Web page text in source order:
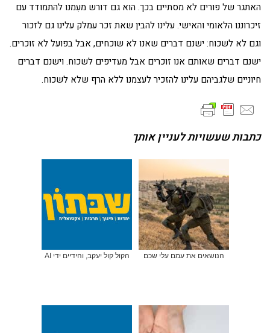
האתגר של פורים לא מסתיים בכך. הוא גם דורש מעִמנו להתמודד עם
זיכרוננו הלאומי והאישי. עלינו להבין שאת זכר עמלק עלינו גם לזכור
וגם לא לשכוח: ישנם דברים שאנו לא שוכחים, אבל בפועל לא זוכרים.
ישנם דברים שאותם אנו זוכרים אבל מעדיפים לשכוח. וישנם דברים
חיוניים שלגביהם עלינו להזכיר לעצמנו ללא הרף שלא לשכוח.
כתבות שעשויות לעניין אותך
הנושאים את עמם עלי שכם הקול קול יעקב, והידיים ידי AI